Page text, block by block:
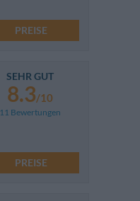
PREISE
SEHR GUT
8.3/10
11 Bewertungen
PREISE